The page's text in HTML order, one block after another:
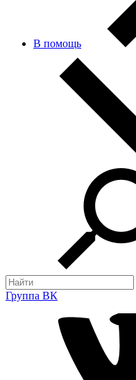
В помощь
Группа ВК